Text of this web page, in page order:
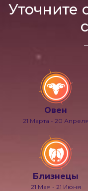
Уточните
Овен
21 Марта - 20 Апреля
Близнецы
21 Мая - 21 Июня